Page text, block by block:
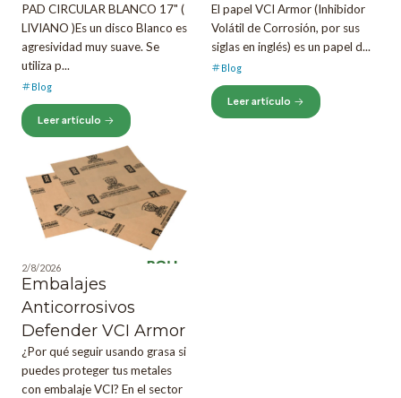
PAD CIRCULAR BLANCO 17" (
LIVIANO )Es un disco Blanco es
agresividad muy suave. Se
utiliza p...
Blog
Leer artículo
El papel VCI Armor (Inhibidor
Volátil de Corrosión, por sus
siglas en inglés) es un papel d...
Blog
Leer artículo
2/8/2026
Embalajes
Anticorrosivos
Defender VCI Armor
¿Por qué seguir usando grasa si
puedes proteger tus metales
con embalaje VCI? En el sector